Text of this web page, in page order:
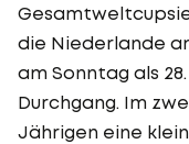
die Niederlande
am Sonntag als
Durchgang. Im
Jährigen eine